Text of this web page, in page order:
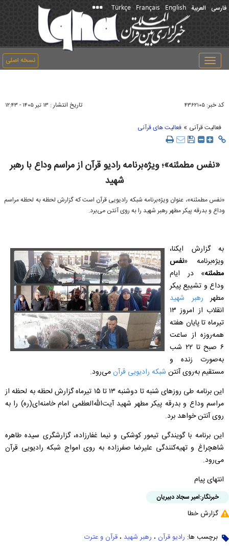
فارسی العربیة English
Français
Türkçe
نسخه اصلی
Toggle
navigation
کد خبر: ۴۳۶۲۱۰۵ تاریخ انتشار : ۱۳ تير ۱۴۰۵ - ۱۲:۴۳
فعالیت قرآنی » فعالیت های قرآنی
«نفس مطمئنه»؛ ویژه‌برنامه رادیو قرآن از مراسم وداع با رهبر
شهید
«نفس مطمئنه»، عنوان ویژه‌برنامه‌ شبکه رادیویی قرآن است که گزارش لحظه به لحظه مراسم
وداع و بدرقه پیکر مطهر رهبر شهید را به روی آنتن می‌برد.
به گزارش ایکنا،
ویژه‌برنامه «نفس
مطمئنه» در ایام
وداع و تشییع پیکر
مطهر رهبر شهید
انقلاب از امروز ۱۳
تیرماه تا پایان هفته
همه‌روزه از ساعت
۶ صبح تا ۲۲ شب
به‌صورت زنده و
مستقیم به‌روی آنتن شبکه رادیویی قرآنمی‌رود.
این برنامه طی روزهای شنبه تا دوشنبه ۱۳ تا ۱۵ تیرماه گزارش لحظه به لحظه از
مراسم وداع و بدرقه پیکر مطهر شهید آیت‌الله‌العظمی امام خامنه‌ای(ره) را به
روی آنتن خواهد برد.
این برنامه با گویندگی تیمور کوشکی و نیما غفارزاده، گزارشگری سیده طاهره
شاهچراغ و تهیه‌کنندگی علیرضا صفرزاده به روی امواج شبکه رادیویی قرآن
می‌رود.
انتهای پیام
خبرنگار:امیر سجاد دبیریان
گزارش خطا
برچسب ها: رادیو قرآن ، رهبر شهید ، قرآن و عترت